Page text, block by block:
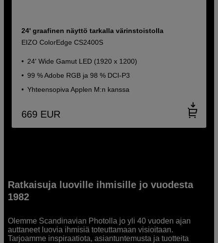
24' graafinen näyttö tarkalla värinstoistolla
EIZO ColorEdge CS2400S
24' Wide Gamut LED (1920 x 1200)
99 % Adobe RGB ja 98 % DCI-P3
Yhteensopiva Applen M:n kanssa
669 EUR
Ratkaisuja luoville ihmisille jo vuodesta
1982
Olemme Scandinavian Photolla jo yli 40 vuoden ajan
auttaneet luovia ihmisiä toteuttamaan visioitaan.
Tarjoamme inspiraatiota, asiantuntemusta ja tuotteita